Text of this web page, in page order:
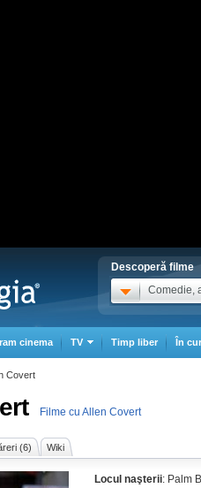
Descoperă filme
Comedie,
cinema TV Timp liber În
Filme cu Allen Covert
(6) Wiki
Locul naşterii: Palm
Covert